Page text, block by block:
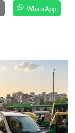
WhatsApp